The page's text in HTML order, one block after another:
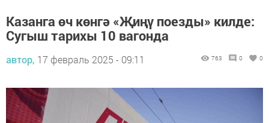
Казанга өч көнгә «Җиңү поезды» килде:
Сугыш тарихы 10 вагонда
автор, 17 февраль 2025 - 09:11 763 0 0